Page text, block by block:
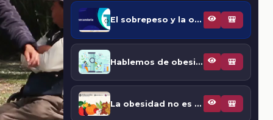
El sobrepeso y la obesidad 🎒
Hablemos de obesidad en niñas, niños y adolescentes 🎒
La obesidad no es una elección individual: Acabemos con el estigma 🎒